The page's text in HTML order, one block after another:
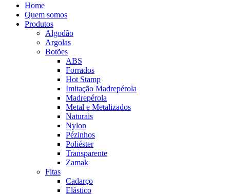
Home
Quem somos
Produtos
Algodão
Argolas
Botões
ABS
Forrados
Hot Stamp
Imitação Madrepérola
Madrepérola
Metal e Metalizados
Naturais
Nylon
Pézinhos
Poliéster
Transparente
Zamak
Fitas
Cadarço
Elástico